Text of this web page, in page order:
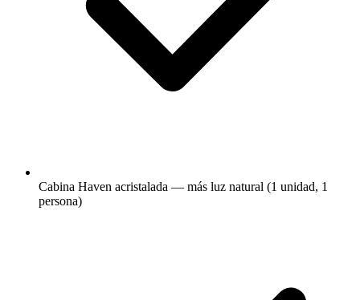
Cabina Haven acristalada — más luz natural (1 unidad, 1
persona)